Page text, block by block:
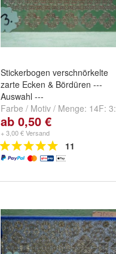
Stickerbogen verschnörkelte
zarte Ecken & Bördüren ---
Auswahl ---
Farbe / Motiv / Menge: 14F: 3:
1668 spiegel-grün-gold
5: 0082 silber
1674 holo-blau-gold
ab 0,50 €
+ 3,00 € Versand
11